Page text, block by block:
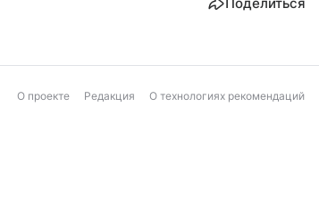
О проекте Редакция О технологиях рекомендаций